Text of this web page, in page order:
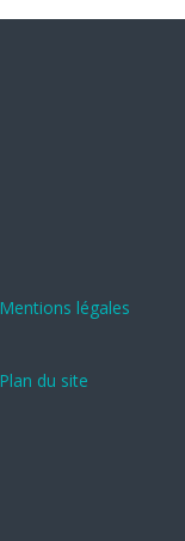
Mentions légales
Plan du site